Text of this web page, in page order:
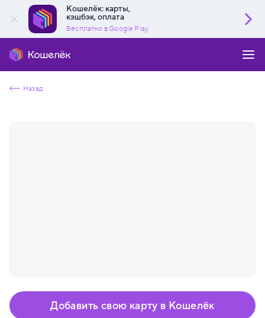
Кошелёк: карты,
кэшбэк, оплата
Бесплатно в Google Play
Назад
Добавить свою карту в Кошелёк